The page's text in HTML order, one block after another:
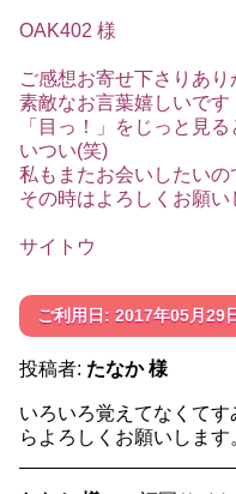
OAK402 様
ご感想お寄せ下さりあ
素敵なお言葉嬉しいです
「目っ！」をじっと見
いつい(笑)
私もまたお会いしたいの
その時はよろしくお願い
サイトウ
ご利用日: 2017年05月29
投稿者: たなか 様
いろいろ覚えてなくて
らよろしくお願いします